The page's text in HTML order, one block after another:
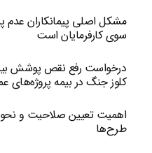
مشکل اصلی پیمانکاران عدم
سوی کارفرمایان است
درخواست رفع نقص پوشش
کلوز جنگ در بیمه پروژه‌های
اهمیت تعیین صلاحیت و
طرح‌ها